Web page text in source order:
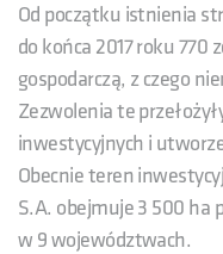
Od początku istnienia
do końca 2017 roku 770
gospodarczą, z czego
Zezwolenia te
inwestycyjnych i
Obecnie teren
S.A. obejmuje 3 500 ha
w 9 województwach.